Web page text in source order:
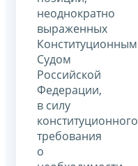
неоднократно
выраженных
Конституционным
Судом
Российской
Федерации,
в силу
конституционного
требования
о